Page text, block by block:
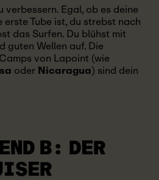
verbessern. Egal, ob es deine
Tube ist, du strebst nach
das Surfen. Du blühst mit
guten Wellen auf. Die
von Lapoint (wie
oderNicaragua) sind dein
B: DER